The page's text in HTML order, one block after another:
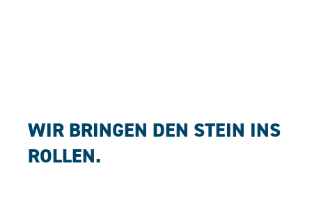
WIR BRINGEN DEN STEIN INS
ROLLEN.